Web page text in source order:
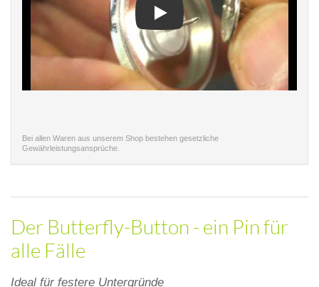
Bei allen Waren aus unserem Shop bestehen gesetzliche
Gewährleistungsansprüche.
Der Butterfly-Button - ein Pin für
alle Fälle
Ideal für festere Untergründe